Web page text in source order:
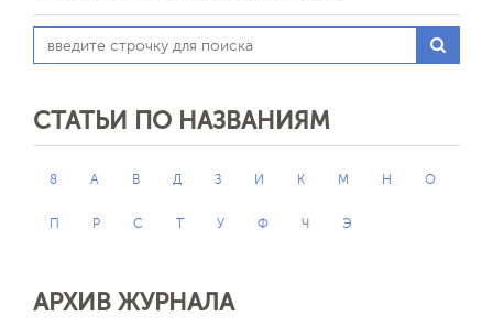
СТАТЬИ ПО НАЗВАНИЯМ
8 А В Д З И К М Н О
П Р С Т У Ф Ч Э
АРХИВ ЖУРНАЛА